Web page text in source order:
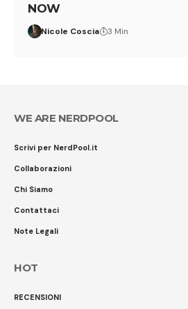
NOW
Nicole Coscia 3 Min
WE ARE NERDPOOL
Scrivi per NerdPool.it
Collaborazioni
Chi Siamo
Contattaci
Note Legali
HOT
RECENSIONI